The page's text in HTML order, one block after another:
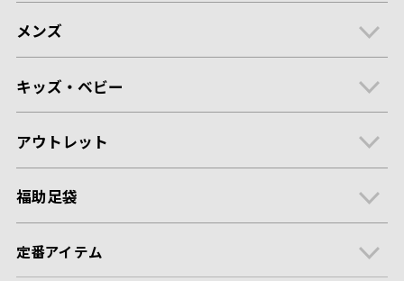
メンズ
キッズ・ベビー
アウトレット
福助足袋
定番アイテム